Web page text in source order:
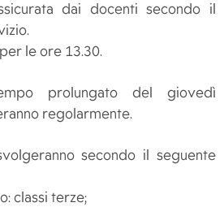
dai docenti secondo il
le ore 13.30.
prolungato del giovedì
regolarmente.
secondo il seguente
classi terze;